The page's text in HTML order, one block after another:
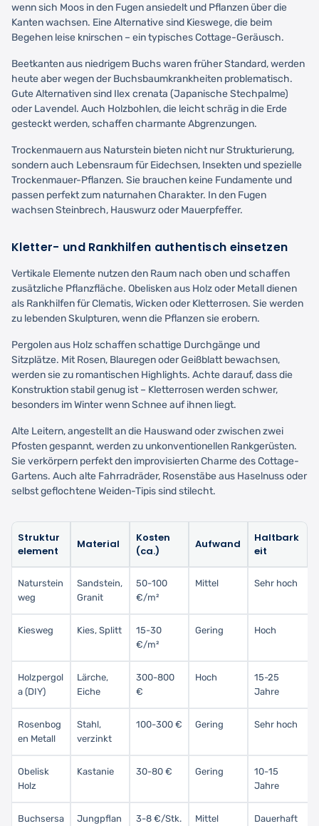
wenn sich Moos in den Fugen ansiedelt und Pflanzen über die
Kanten wachsen. Eine Alternative sind Kieswege, die beim
Begehen leise knirschen – ein typisches Cottage-Geräusch.
Beetkanten aus niedrigem Buchs waren früher Standard, werden
heute aber wegen der Buchsbaumkrankheiten problematisch.
Gute Alternativen sind Ilex crenata (Japanische Stechpalme)
oder Lavendel. Auch Holzbohlen, die leicht schräg in die Erde
gesteckt werden, schaffen charmante Abgrenzungen.
Trockenmauern aus Naturstein bieten nicht nur Strukturierung,
sondern auch Lebensraum für Eidechsen, Insekten und spezielle
Trockenmauer-Pflanzen. Sie brauchen keine Fundamente und
passen perfekt zum naturnahen Charakter. In den Fugen
wachsen Steinbrech, Hauswurz oder Mauerpfeffer.
Kletter- und Rankhilfen authentisch einsetzen
Vertikale Elemente nutzen den Raum nach oben und schaffen
zusätzliche Pflanzfläche. Obelisken aus Holz oder Metall dienen
als Rankhilfen für Clematis, Wicken oder Kletterrosen. Sie werden
zu lebenden Skulpturen, wenn die Pflanzen sie erobern.
Pergolen aus Holz schaffen schattige Durchgänge und
Sitzplätze. Mit Rosen, Blauregen oder Geißblatt bewachsen,
werden sie zu romantischen Highlights. Achte darauf, dass die
Konstruktion stabil genug ist – Kletterrosen werden schwer,
besonders im Winter wenn Schnee auf ihnen liegt.
Alte Leitern, angestellt an die Hauswand oder zwischen zwei
Pfosten gespannt, werden zu unkonventionellen Rankgerüsten.
Sie verkörpern perfekt den improvisierten Charme des Cottage-
Gartens. Auch alte Fahrradräder, Rosenstäbe aus Haselnuss oder
selbst geflochtene Weiden-Tipis sind stilecht.
Struktur
element
Material
Kosten
(ca.)
Aufwand
Haltbark
eit
Naturstein
weg
Sandstein,
Granit
50-100
€/m²
Mittel Sehr hoch
Kiesweg Kies, Splitt
15-30
€/m²
Gering Hoch
Holzpergol
a (DIY)
Lärche,
Eiche
300-800
€
Hoch
15-25
Jahre
Rosenbog
en Metall
Stahl,
verzinkt
100-300 € Gering Sehr hoch
Obelisk
Holz
Kastanie 30-80 € Gering
10-15
Jahre
Buchsersa
Jungpflan
3-8 €/Stk. Mittel Dauerhaft